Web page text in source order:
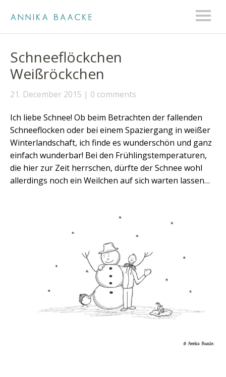
Schneeflöckchen
Weißröckchen
21. December 2015 0 comments
Ich liebe Schnee! Ob beim Betrachten der fallenden
Schneeflocken oder bei einem Spaziergang in weißer
Winterlandschaft, ich finde es wunderschön und ganz
einfach wunderbar! Bei den Frühlingstemperaturen,
die hier zur Zeit herrschen, dürfte der Schnee wohl
allerdings noch ein Weilchen auf sich warten lassen…